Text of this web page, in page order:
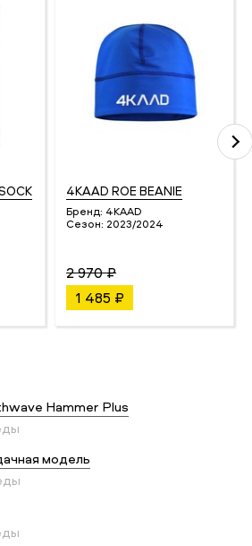
4KAAD ROE BEANIE
Бренд: 4KAAD
Сезон: 2023/2024
2 970 ₽
1 485 ₽
Hammer Plus
модель